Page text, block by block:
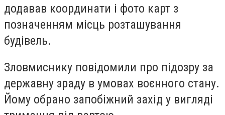
додавав координати і фото карт з
позначенням місць розташування
будівель.
Зловмиснику повідомили про підозру за
державну зраду в умовах воєнного стану.
Йому обрано запобіжний захід у вигляді